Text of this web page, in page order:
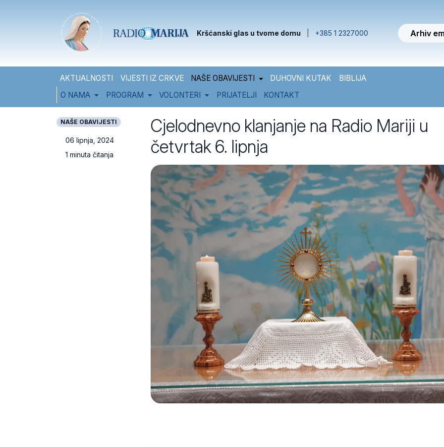
Kršćanski glas u tvome domu +385 1 2327000 Arhiv
AKTUALNOSTI VIJESTI IZ CRKVE NAŠE OBAVIJESTI DUHOVNI KUTAK
BIBLIJA
O NAMA
PROGRAM VOLONTERI PRIJATELJI KONTAKT
NAŠE OBAVIJESTI
06 lipnja, 2024
1 minuta čitanja
Cjelodnevno klanjanje na Radio Mariji u
četvrtak 6. lipnja